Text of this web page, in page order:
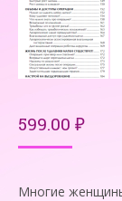
599.00 ₽
Многие